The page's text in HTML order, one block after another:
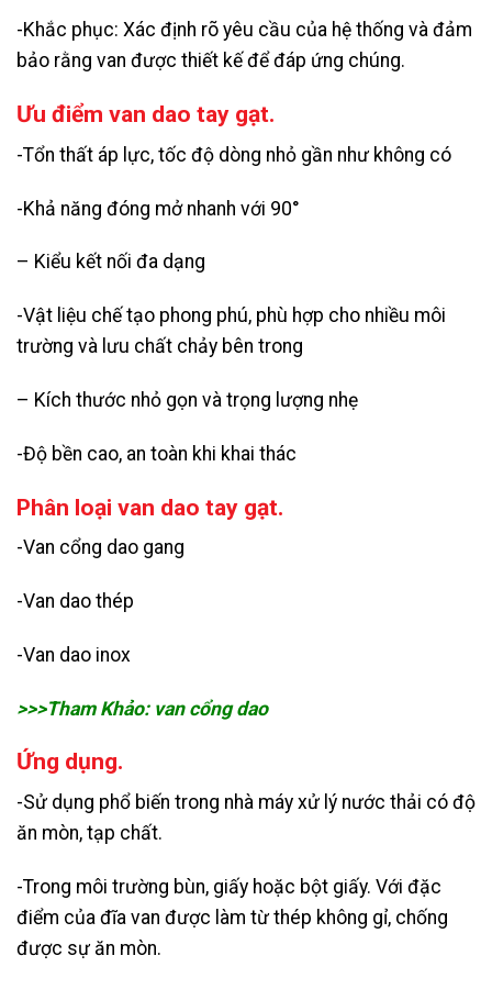
-Khắc phục: Xác định rõ yêu cầu của hệ thống và đảm
bảo rằng van được thiết kế để đáp ứng chúng.
Ưu điểm van dao tay gạt.
-Tổn thất áp lực, tốc độ dòng nhỏ gần như không có
-Khả năng đóng mở nhanh với 90°
– Kiểu kết nối đa dạng
-Vật liệu chế tạo phong phú, phù hợp cho nhiều môi
trường và lưu chất chảy bên trong
– Kích thước nhỏ gọn và trọng lượng nhẹ
-Độ bền cao, an toàn khi khai thác
Phân loại van dao tay gạt.
-Van cổng dao gang
-Van dao thép
-Van dao inox
>>>Tham Khảo: van cổng dao
Ứng dụng.
-Sử dụng phổ biến trong nhà máy xử lý nước thải có độ
ăn mòn, tạp chất.
-Trong môi trường bùn, giấy hoặc bột giấy. Với đặc
điểm của đĩa van được làm từ thép không gỉ, chống
được sự ăn mòn.